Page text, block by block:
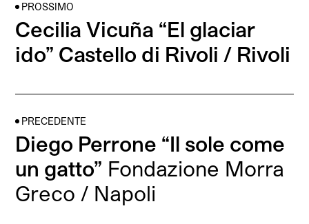
PROSSIMO
Cecilia Vicuña “El glaciar
ido” Castello di Rivoli / Rivoli
PRECEDENTE
Diego Perrone “Il sole come
un gatto” Fondazione Morra
Greco / Napoli